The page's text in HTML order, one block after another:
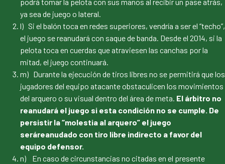
ya sea de juego o lateral.
l) Si el balón toca en redes superiores, vendría a ser el “techo”,
el juego se reanudará con saque de banda. Desde el 2014, si la
pelota toca en cuerdas que atraviesen las canchas por la
mitad, el juego continuará.
m) Durante la ejecución de tiros libres no se permitirá que los
jugadores del equipo atacante obstaculicen los movimientos
del arquero o su visual dentro del área de meta. El árbitro no
reanudará el juego si esta condición no se cumple. De
persistir la “molestia al arquero” el juego
seráreanudado con tiro libre indirecto a favor del
equipo defensor.
n) En caso de circunstancias no citadas en el presente